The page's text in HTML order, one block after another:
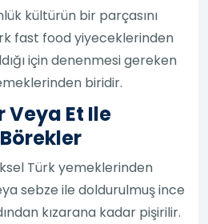
kültürün bir parçasını
fast food yiyeceklerinden
için denenmesi gereken
biridir.
Veya Et Ile
Türk yemeklerinden
sebze ile doldurulmuş ince
kızarana kadar pişirilir.